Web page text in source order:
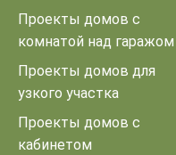
Проекты домов с
комнатой над гаражом
Проекты домов для
узкого участка
Проекты домов с
кабинетом